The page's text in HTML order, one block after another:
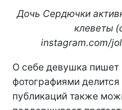
Дочь Сердючки
клеветы
instagram.com/
О себе девушка пишет
фотографиями делится
публикаций также